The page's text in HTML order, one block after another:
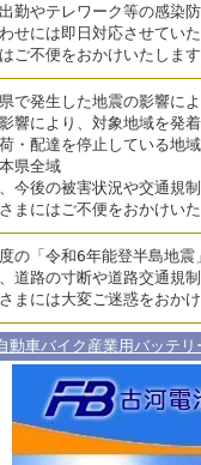
勤やテレワーク等の感染
せには即日対応させてい
ご不便をおかけいたしま
で発生した地震の影響に
響により、対象地域を発
荷・配達を停止している地域
県全域
今後の被害状況や交通規
まにはご不便をおかけい
の「令和6年能登半島地震
道路の寸断や道路交通規
まには大変ご迷惑をおか
動車バイク産業用バッテリ